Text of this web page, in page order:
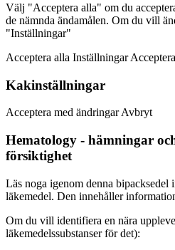
Välj "Acceptera alla" om du
de nämnda ändamålen. Om du vill
"Inställningar"
Acceptera alla Inställningar
Kakinställningar
Acceptera med ändringar Avbryt
Hematology - hämningar
försiktighet
Läs noga igenom denna bipacksedel
läkemedel. Den innehåller
Om du vill identifiera en nära
läkemedelssubstanser för det):